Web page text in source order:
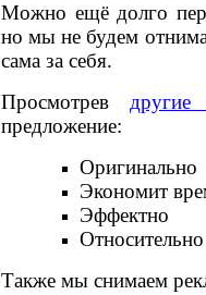
Можно ещё долго
но мы не будем
сама за себя.
Просмотрев другие
предложение:
Оригинально
Экономит
Эффектно
Также мы снимаем